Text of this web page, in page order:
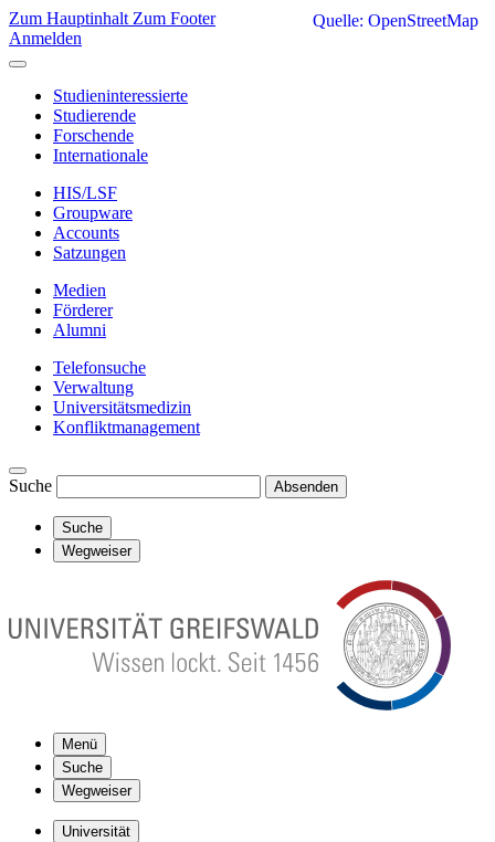
Zum Hauptinhalt Zum Footer
Anmelden
Studieninteressierte
Studierende
Forschende
Internationale
HIS/LSF
Groupware
Accounts
Satzungen
Medien
Förderer
Alumni
Telefonsuche
Verwaltung
Universitätsmedizin
Konfliktmanagement
Suche Absenden
Suche
Wegweiser
Menü
Suche
Wegweiser
Universität
Quelle: OpenStreetMap